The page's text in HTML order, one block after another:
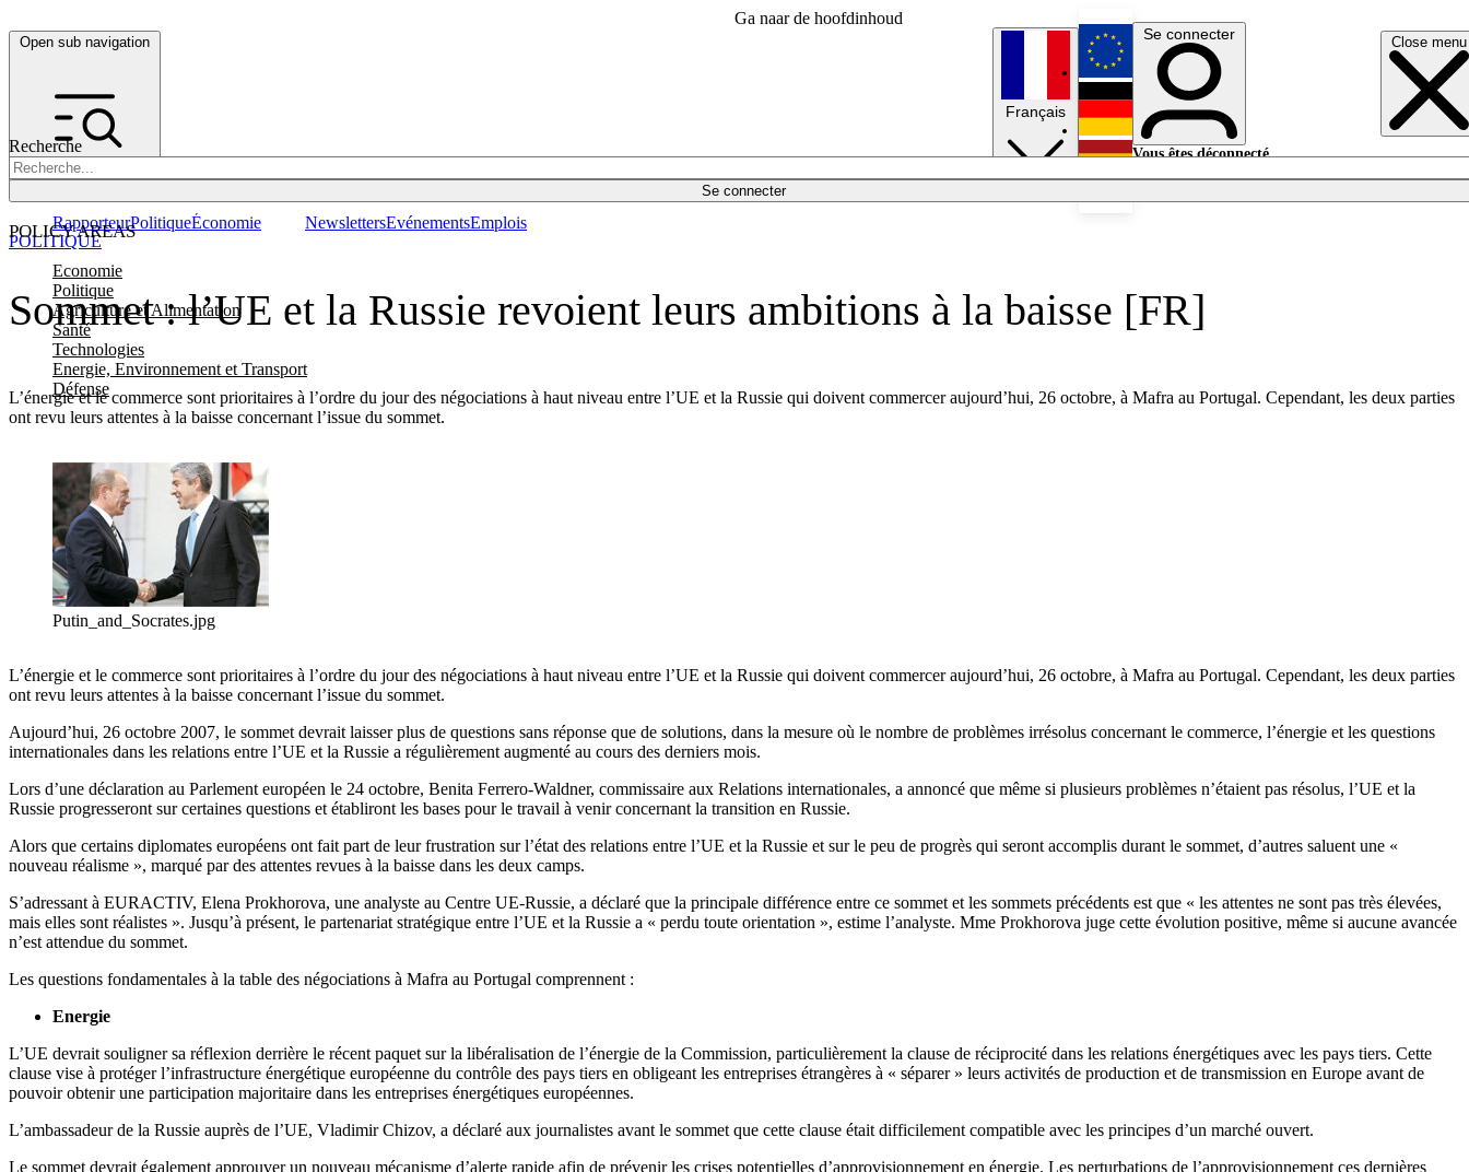
Ga naar de hoofdinhoud
Open sub navigation Close menu
Recherche
Se connecter
POLICY AREAS
Economie
Politique
Agriculture et Alimentation
Santé
Technologies
Energie, Environnement et Transport
Défense
RapporteurPolitiqueÉconomie NewslettersEvénementsEmplois
Français
English
Deutsch
Se connecter
Vous êtes déconnecté.
Sommet : l’UE et la Russie revoient leurs ambitions à la baisse [FR]
L’énergie et le commerce sont prioritaires à l’ordre du jour des négociations à haut niveau entre l’UE et la Russie qui doivent commercer aujourd’hui, 26 octobre, à Mafra au Portugal. Cependant, les deux parties
ont revu leurs attentes à la baisse concernant l’issue du sommet.
POLITIQUE
Putin_and_Socrates.jpg
L’énergie et le commerce sont prioritaires à l’ordre du jour des négociations à haut niveau entre l’UE et la Russie qui doivent commercer aujourd’hui, 26 octobre, à Mafra au Portugal. Cependant, les deux parties
ont revu leurs attentes à la baisse concernant l’issue du sommet.
Aujourd’hui, 26 octobre 2007, le sommet devrait laisser plus de questions sans réponse que de solutions, dans la mesure où le nombre de problèmes irrésolus concernant le commerce, l’énergie et les questions
internationales dans les relations entre l’UE et la Russie a régulièrement augmenté au cours des derniers mois.
Lors d’une déclaration au Parlement européen le 24 octobre, Benita Ferrero-Waldner, commissaire aux Relations internationales, a annoncé que même si plusieurs problèmes n’étaient pas résolus, l’UE et la
Russie progresseront sur certaines questions et établiront les bases pour le travail à venir concernant la transition en Russie.
Alors que certains diplomates européens ont fait part de leur frustration sur l’état des relations entre l’UE et la Russie et sur le peu de progrès qui seront accomplis durant le sommet, d’autres saluent une «
nouveau réalisme », marqué par des attentes revues à la baisse dans les deux camps.
S’adressant à EURACTIV, Elena Prokhorova, une analyste au Centre UE-Russie, a déclaré que la principale différence entre ce sommet et les sommets précédents est que « les attentes ne sont pas très élevées,
mais elles sont réalistes ». Jusqu’à présent, le partenariat stratégique entre l’UE et la Russie a « perdu toute orientation », estime l’analyste. Mme Prokhorova juge cette évolution positive, même si aucune avancée
n’est attendue du sommet.
Les questions fondamentales à la table des négociations à Mafra au Portugal comprennent :
Energie
L’UE devrait souligner sa réflexion derrière le récent paquet sur la libéralisation de l’énergie de la Commission, particulièrement la clause de réciprocité dans les relations énergétiques avec les pays tiers. Cette
clause vise à protéger l’infrastructure énergétique européenne du contrôle des pays tiers en obligeant les entreprises étrangères à « séparer » leurs activités de production et de transmission en Europe avant de
pouvoir obtenir une participation majoritaire dans les entreprises énergétiques européennes.
L’ambassadeur de la Russie auprès de l’UE, Vladimir Chizov, a déclaré aux journalistes avant le sommet que cette clause était difficilement compatible avec les principes d’un marché ouvert.
Le sommet devrait également approuver un nouveau mécanisme d’alerte rapide afin de prévenir les crises potentielles d’approvisionnement en énergie. Les perturbations de l’approvisionnement ces dernières